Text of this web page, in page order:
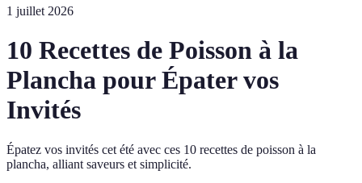
1 juillet 2026
10 Recettes de Poisson à la
Plancha pour Épater vos
Invités
Épatez vos invités cet été avec ces 10 recettes de poisson à la
plancha, alliant saveurs et simplicité.